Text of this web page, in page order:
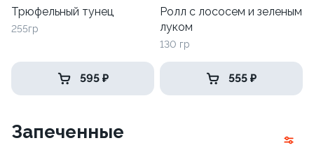
Трюфельный тунец
255гр
595 ₽
Ролл с лососем и зеленым
луком
130 гр
555 ₽
Запеченные